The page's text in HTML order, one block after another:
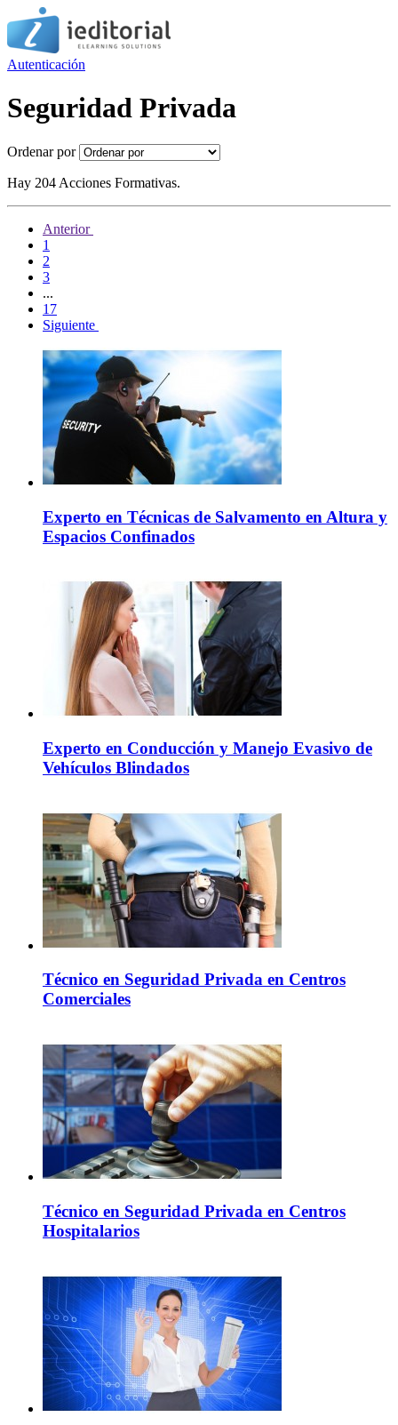
Autenticación
Seguridad Privada
Ordenar por
Hay 204 Acciones Formativas.
Anterior
1
2
3
...
17
Siguiente
Experto en Técnicas de Salvamento en Altura y
Espacios Confinados
Experto en Conducción y Manejo Evasivo de
Vehículos Blindados
Técnico en Seguridad Privada en Centros
Comerciales
Técnico en Seguridad Privada en Centros
Hospitalarios